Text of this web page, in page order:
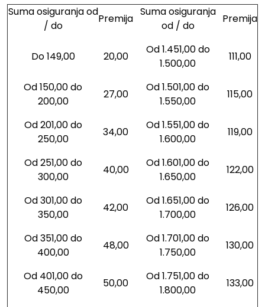
Suma osiguranja od
/ do
Premija
Suma osiguranja
od / do
Premija
Do 149,00 20,00
Od 1.451,00 do
1.500,00
111,00
Od 150,00 do
200,00
27,00
Od 1.501,00 do
1.550,00
115,00
Od 201,00 do
250,00
34,00
Od 1.551,00 do
1.600,00
119,00
Od 251,00 do
300,00
40,00
Od 1.601,00 do
1.650,00
122,00
Od 301,00 do
350,00
42,00
Od 1.651,00 do
1.700,00
126,00
Od 351,00 do
400,00
48,00
Od 1.701,00 do
1.750,00
130,00
Od 401,00 do
450,00
50,00
Od 1.751,00 do
1.800,00
133,00